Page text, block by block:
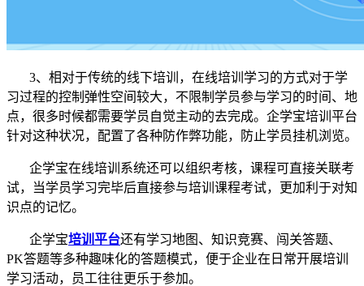
3、相对于传统的线下培训，在线培训学习的方式对于学
习过程的控制弹性空间较大，不限制学员参与学习的时间、地
点，很多时候都需要学员自觉主动的去完成。企学宝培训平台
针对这种状况，配置了各种防作弊功能，防止学员挂机浏览。
企学宝在线培训系统还可以组织考核，课程可直接关联考
试，当学员学习完毕后直接参与培训课程考试，更加利于对知
识点的记忆。
企学宝培训平台还有学习地图、知识竞赛、闯关答题、
PK答题等多种趣味化的答题模式，便于企业在日常开展培训
学习活动，员工往往更乐于参加。